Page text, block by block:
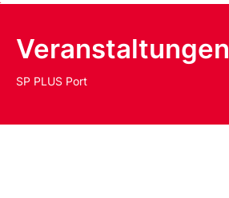
Veranstaltungen
SP PLUS Port